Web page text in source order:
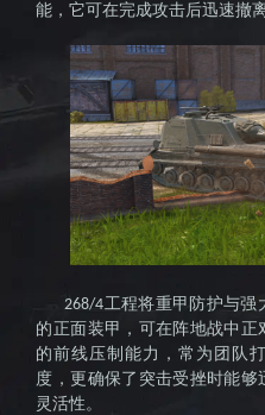
能，它可在完成攻击后迅速撤
268/4工程将重甲防护与
的正面装甲，可在阵地战中
的前线压制能力，常为团队
度，更确保了突击受挫时能
灵活性。